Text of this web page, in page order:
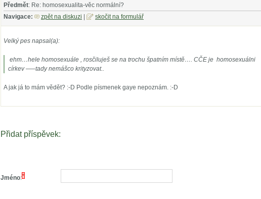
Předmět: Re: homosexualita-věc normální?
Navigace:
zpět na diskuzi skočit na formulář
Velký pes napsal(a):
ehm…hele homosexuále , rosčiluješ se na trochu špatním místě…. CČE je homosexuálni
církev —–tady nemášco krityzovat..
A jak já to mám vědět? :-D Podle písmenek gaye nepoznám. :-D
Přidat příspěvek:
Jméno:*